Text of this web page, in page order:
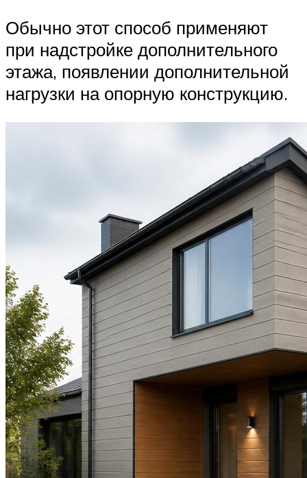
Обычно этот способ применяют
при надстройке дополнительного
этажа, появлении дополнительной
нагрузки на опорную конструкцию.